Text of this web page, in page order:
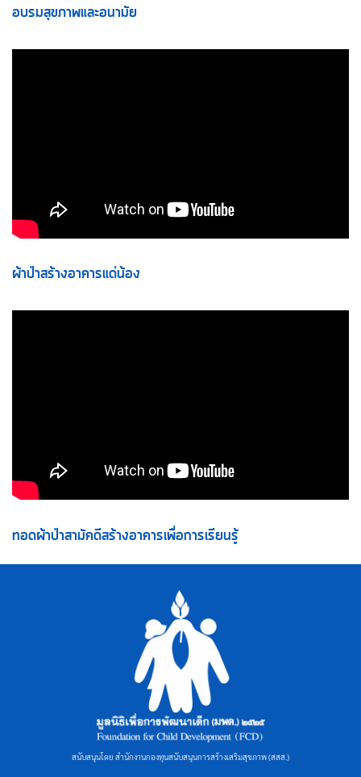
อบรมสุขภาพและอนามัย
ผ้าป่าสร้างอาคารแด่น้อง
ทอดผ้าป่าสามัคดีสร้างอาคารเพื่อการเรียนรู้
สนับสนุนโดย สำนักงานกองทุนสนับสนุนการสร้างเสริมสุขภาพ (สสส.)